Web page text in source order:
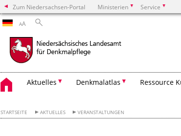
Zum Niedersachsen-Portal Ministerien Service
AA
Aktuelles Denkmalatlas Ressource
STARTSEITE AKTUELLES VERANSTALTUNGEN